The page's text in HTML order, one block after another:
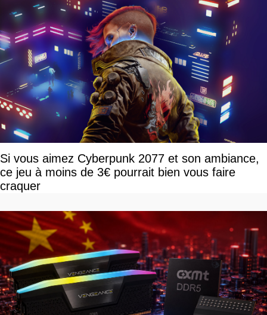
Si vous aimez Cyberpunk 2077 et son ambiance,
ce jeu à moins de 3€ pourrait bien vous faire
craquer